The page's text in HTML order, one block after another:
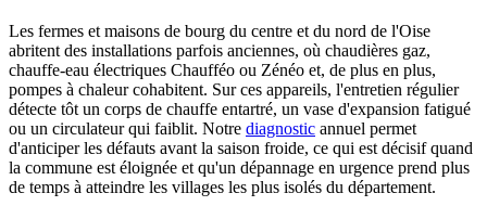
Les fermes et maisons de bourg du centre et du nord de l'Oise
abritent des installations parfois anciennes, où chaudières gaz,
chauffe-eau électriques Chaufféo ou Zénéo et, de plus en plus,
pompes à chaleur cohabitent. Sur ces appareils, l'entretien régulier
détecte tôt un corps de chauffe entartré, un vase d'expansion fatigué
ou un circulateur qui faiblit. Notre diagnostic annuel permet
d'anticiper les défauts avant la saison froide, ce qui est décisif quand
la commune est éloignée et qu'un dépannage en urgence prend plus
de temps à atteindre les villages les plus isolés du département.